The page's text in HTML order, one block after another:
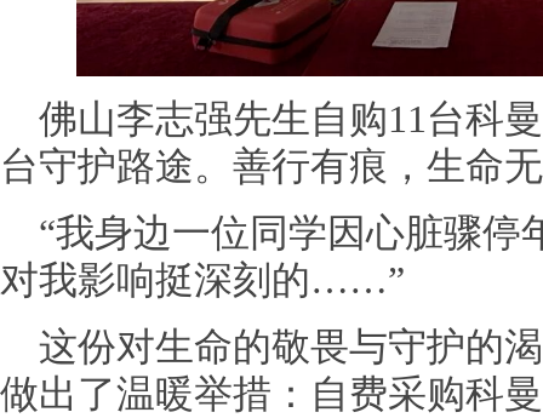
佛山李志强先生自购11台科
台守护路途。善行有痕，生命
“我身边一位同学因心脏骤停
对我影响挺深刻的……”
这份对生命的敬畏与守护的
做出了温暖举措：自费采购科